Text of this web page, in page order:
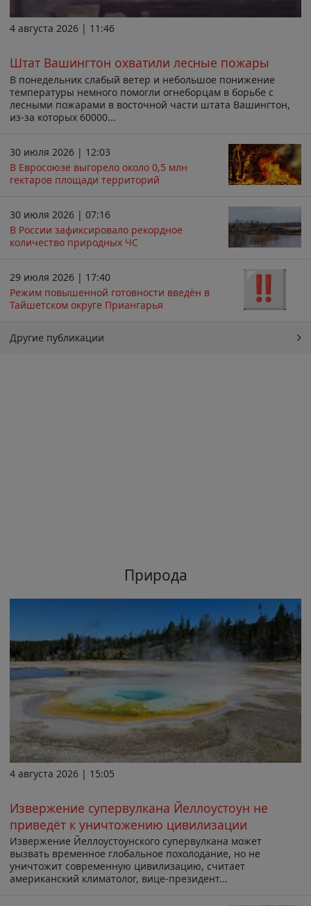
4 августа 2026 | 11:46
Штат Вашингтон охватили лесные пожары
В понедельник слабый ветер и небольшое понижение
температуры немного помогли огнеборцам в борьбе с
лесными пожарами в восточной части штата Вашингтон,
из-за которых 60000...
30 июля 2026 | 12:03
В Евросоюзе выгорело около 0,5 млн
гектаров площади территорий
30 июля 2026 | 07:16
В России зафиксировало рекордное
количество природных ЧС
29 июля 2026 | 17:40
Режим повышенной готовности введён в
Тайшетском округе Приангарья
Другие публикации
Природа
4 августа 2026 | 15:05
Извержение супервулкана Йеллоустоун не
приведёт к уничтожению цивилизации
Извержение Йеллоустоунского супервулкана может
вызвать временное глобальное похолодание, но не
уничтожит современную цивилизацию, считает
американский климатолог, вице-президент...